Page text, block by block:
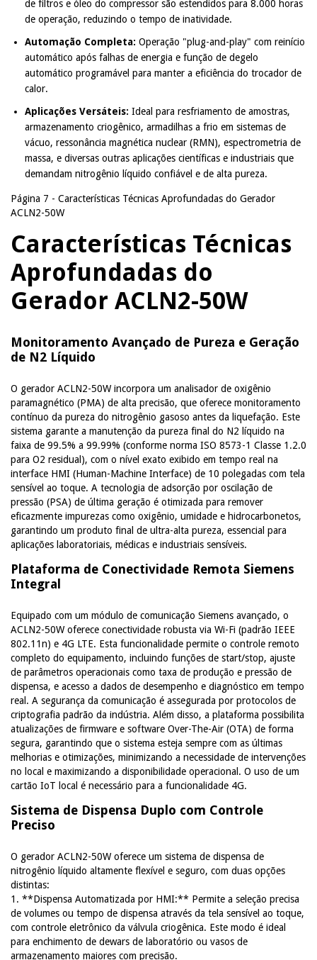
de filtros e óleo do compressor são estendidos para 8.000 horas
de operação, reduzindo o tempo de inatividade.
Automação Completa: Operação "plug-and-play" com reinício
automático após falhas de energia e função de degelo
automático programável para manter a eficiência do trocador de
calor.
Aplicações Versáteis: Ideal para resfriamento de amostras,
armazenamento criogênico, armadilhas a frio em sistemas de
vácuo, ressonância magnética nuclear (RMN), espectrometria de
massa, e diversas outras aplicações científicas e industriais que
demandam nitrogênio líquido confiável e de alta pureza.
Página 7 - Características Técnicas Aprofundadas do Gerador
ACLN2-50W
Características Técnicas
Aprofundadas do
Gerador ACLN2-50W
Monitoramento Avançado de Pureza e Geração
de N2 Líquido
O gerador ACLN2-50W incorpora um analisador de oxigênio
paramagnético (PMA) de alta precisão, que oferece monitoramento
contínuo da pureza do nitrogênio gasoso antes da liquefação. Este
sistema garante a manutenção da pureza final do N2 líquido na
faixa de 99.5% a 99.99% (conforme norma ISO 8573-1 Classe 1.2.0
para O2 residual), com o nível exato exibido em tempo real na
interface HMI (Human-Machine Interface) de 10 polegadas com tela
sensível ao toque. A tecnologia de adsorção por oscilação de
pressão (PSA) de última geração é otimizada para remover
eficazmente impurezas como oxigênio, umidade e hidrocarbonetos,
garantindo um produto final de ultra-alta pureza, essencial para
aplicações laboratoriais, médicas e industriais sensíveis.
Plataforma de Conectividade Remota Siemens
Integral
Equipado com um módulo de comunicação Siemens avançado, o
ACLN2-50W oferece conectividade robusta via Wi-Fi (padrão IEEE
802.11n) e 4G LTE. Esta funcionalidade permite o controle remoto
completo do equipamento, incluindo funções de start/stop, ajuste
de parâmetros operacionais como taxa de produção e pressão de
dispensa, e acesso a dados de desempenho e diagnóstico em tempo
real. A segurança da comunicação é assegurada por protocolos de
criptografia padrão da indústria. Além disso, a plataforma possibilita
atualizações de firmware e software Over-The-Air (OTA) de forma
segura, garantindo que o sistema esteja sempre com as últimas
melhorias e otimizações, minimizando a necessidade de intervenções
no local e maximizando a disponibilidade operacional. O uso de um
cartão IoT local é necessário para a funcionalidade 4G.
Sistema de Dispensa Duplo com Controle
Preciso
O gerador ACLN2-50W oferece um sistema de dispensa de
nitrogênio líquido altamente flexível e seguro, com duas opções
distintas:
1. **Dispensa Automatizada por HMI:** Permite a seleção precisa
de volumes ou tempo de dispensa através da tela sensível ao toque,
com controle eletrônico da válvula criogênica. Este modo é ideal
para enchimento de dewars de laboratório ou vasos de
armazenamento maiores com precisão.